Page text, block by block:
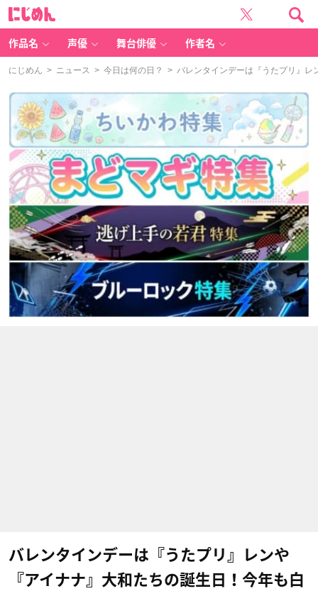
作品名 声優 舞台俳優 作者名
にじめん > ニュース > 今日は何の日？ > バレンタインデーは『うたプリ』レ
バレンタインデーは『うたプリ』レンや
『アイナナ』大和たちの誕生日！今年も白